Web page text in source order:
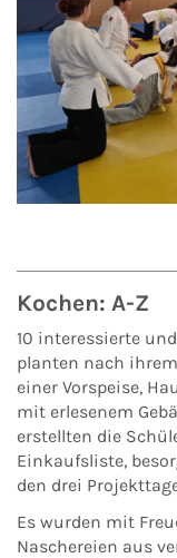
Kochen: A-Z
10 interessierte
planten nach
einer Vorspeise,
mit erlesenem
erstellten die
Einkaufsliste,
den drei
Es wurden mit
Naschereien aus